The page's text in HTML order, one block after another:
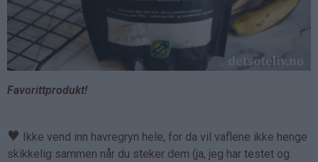
Favorittprodukt!
♥
Ikke vend inn havregryn hele, for da vil vaflene ikke henge
skikkelig sammen når du steker dem (ja, jeg har testet og